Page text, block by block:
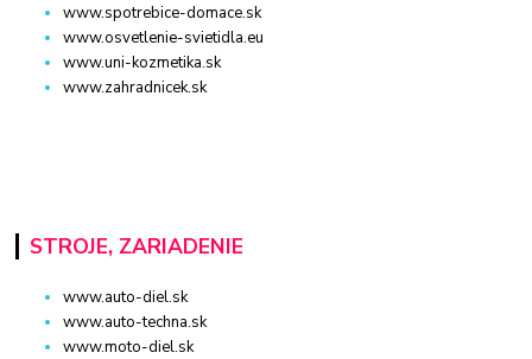
www.spotrebice-domace.sk
www.osvetlenie-svietidla.eu
www.uni-kozmetika.sk
www.zahradnicek.sk
STROJE, ZARIADENIE
www.auto-diel.sk
www.auto-techna.sk
www.moto-diel.sk